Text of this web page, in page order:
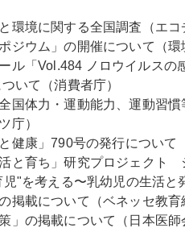
環境に関する全国調査（エ
ジウム」の開催について（環
ル「Vol.484 ノロウイルスの
いて（消費者庁）
国体力・運動能力、運動習
庁）
健康」790号の発行について
活と育ち」研究プロジェクト
"を考える〜乳幼児の生活と
掲載について（ベネッセ教
」の掲載について（日本医師